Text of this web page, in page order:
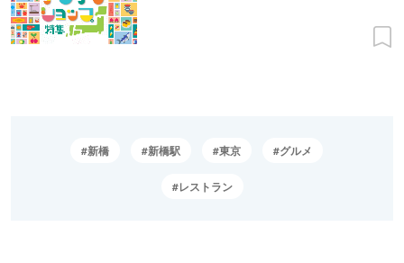
新橋 新橋駅 東京 グルメ
レストラン